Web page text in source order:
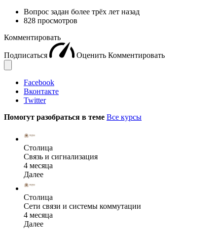
Вопрос задан более трёх лет назад
828 просмотров
Комментировать
Подписаться Оценить Комментировать
Facebook
Вконтакте
Twitter
Помогут разобраться в теме Все курсы
Столица
Связь и сигнализация
4 месяца
Далее
Столица
Сети связи и системы коммутации
4 месяца
Далее